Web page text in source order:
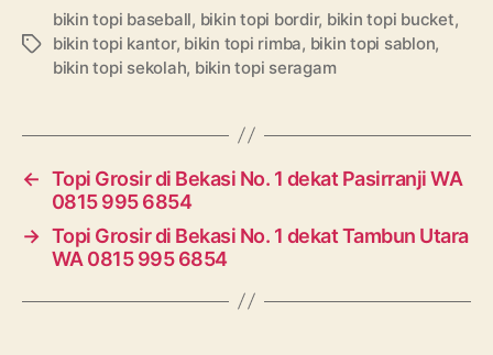
Tags
bikin topi baseball, bikin topi bordir, bikin topi bucket,
bikin topi kantor, bikin topi rimba, bikin topi sablon,
bikin topi sekolah, bikin topi seragam
← Topi Grosir di Bekasi No. 1 dekat Pasirranji WA
0815 995 6854
→ Topi Grosir di Bekasi No. 1 dekat Tambun Utara
WA 0815 995 6854